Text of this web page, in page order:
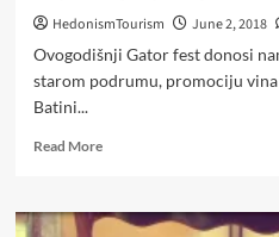
HedonismTourism June 2, 2018
Ovogodišnji Gator fest donosi
starom podrumu, promociju
Batini...
Read MoreRead
NAJAVA